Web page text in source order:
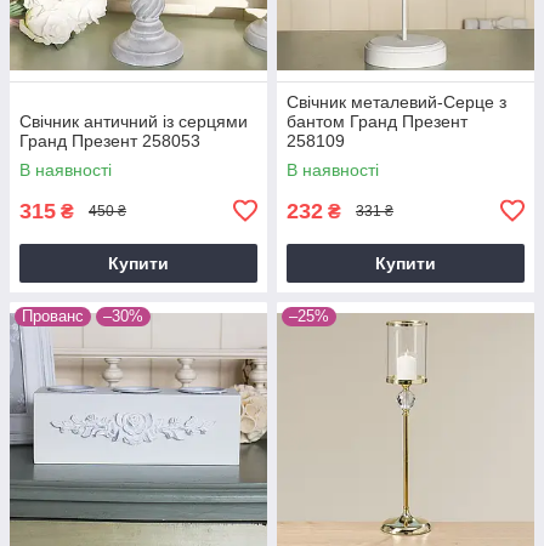
Свічник античний із серцями
Гранд Презент 258053
В наявності
315 ₴ 450 ₴
Купити
Свічник металевий-Серце з
бантом Гранд Презент
258109
В наявності
232 ₴ 331 ₴
Купити
Прованс –30% –25%